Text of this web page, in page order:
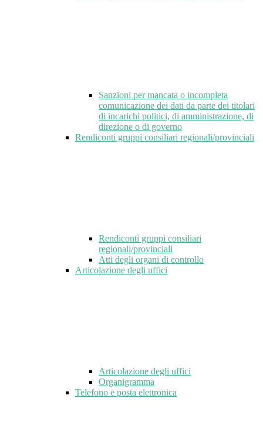
Sanzioni per mancata o incompleta
comunicazione dei dati da parte dei titolari
di incarichi politici, di amministrazione, di
direzione o di governo
Rendiconti gruppi consiliari regionali/provinciali
Rendiconti gruppi consiliari
regionali/provinciali
Atti degli organi di controllo
Articolazione degli uffici
Articolazione degli uffici
Organigramma
Telefono e posta elettronica